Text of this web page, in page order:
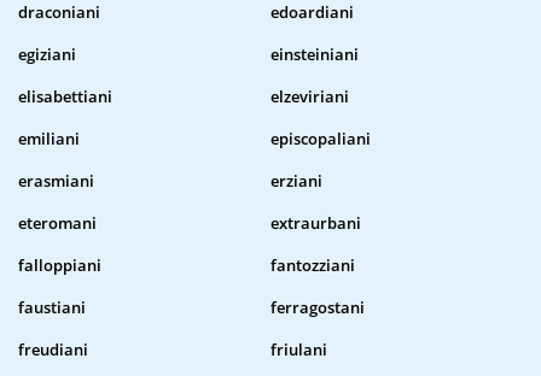
draconiani
edoardiani
egiziani
einsteiniani
elisabettiani
elzeviriani
emiliani
episcopaliani
erasmiani
erziani
eteromani
extraurbani
falloppiani
fantozziani
faustiani
ferragostani
freudiani
friulani